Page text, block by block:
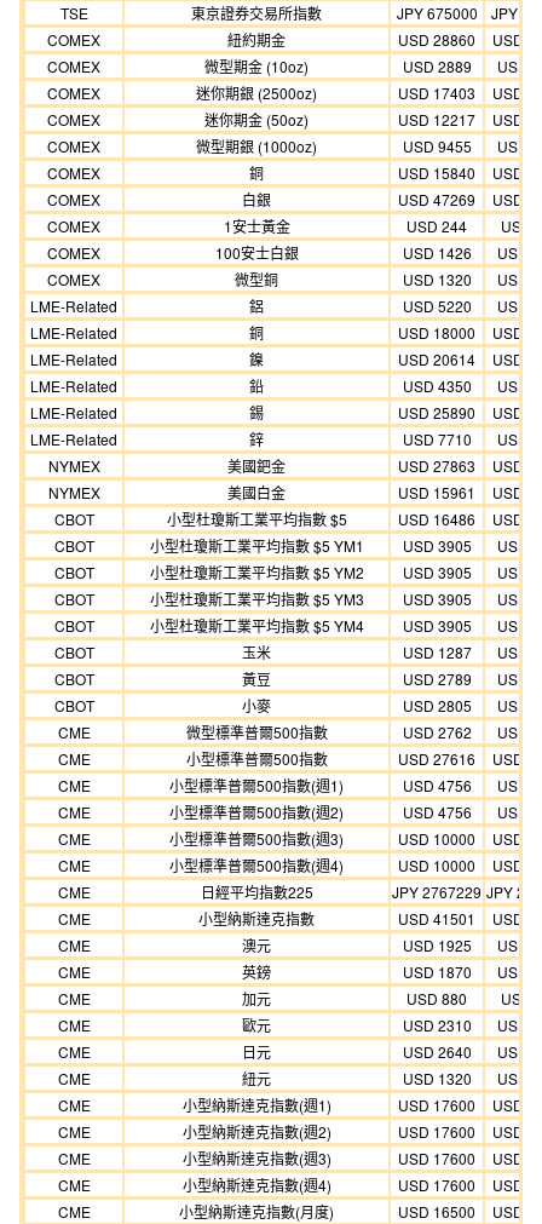
TSE 東京證券交易所指數 JPY 675000
JPY
COMEX
紐約期金 USD 28860
USD
COMEX
微型期金 (10oz) USD 2889
USD
COMEX
迷你期銀 (2500oz) USD 17403
USD
COMEX
迷你期金 (50oz) USD 12217
USD
COMEX
微型期銀 (1000oz) USD 9455
USD
COMEX
銅 USD 15840
USD
COMEX
白銀 USD 47269
USD
COMEX
1安士黃金 USD 244
USD
COMEX
100安士白銀 USD 1426
USD
COMEX
微型銅 USD 1320
USD
LME-Related
鋁 USD 5220
USD
LME-Related
銅 USD 18000
USD
LME-Related
鎳 USD 20614
USD
LME-Related
鉛 USD 4350
USD
LME-Related
錫 USD 25890
USD
LME-Related
鋅 USD 7710
USD
NYMEX
美國鈀金 USD 27863
USD
NYMEX
美國白金 USD 15961
USD
CBOT
小型杜瓊斯工業平均指數 $5 USD 16486
USD
CBOT
小型杜瓊斯工業平均指數 $5 YM1 USD 3905
USD
CBOT
小型杜瓊斯工業平均指數 $5 YM2 USD 3905
USD
CBOT
小型杜瓊斯工業平均指數 $5 YM3 USD 3905
USD
CBOT
小型杜瓊斯工業平均指數 $5 YM4 USD 3905
USD
CBOT
玉米 USD 1287
USD
CBOT
黃豆 USD 2789
USD
CBOT
小麥 USD 2805
USD
CME
微型標準普爾500指數 USD 2762
USD
CME
小型標準普爾500指數 USD 27616
USD
CME
小型標準普爾500指數(週1) USD 4756
USD
CME
小型標準普爾500指數(週2) USD 4756
USD
CME
小型標準普爾500指數(週3) USD 10000
USD
CME
小型標準普爾500指數(週4) USD 10000
USD
CME
日經平均指數225 JPY 2767229 JPY
CME
小型納斯達克指數 USD 41501
USD
CME
澳元 USD 1925
USD
CME
英鎊 USD 1870
USD
CME
加元 USD 880
USD
CME
歐元 USD 2310
USD
CME
日元 USD 2640
USD
CME
紐元 USD 1320
USD
CME
小型納斯達克指數(週1) USD 17600
USD
CME
小型納斯達克指數(週2) USD 17600
USD
CME
小型納斯達克指數(週3) USD 17600
USD
CME
小型納斯達克指數(週4) USD 17600
USD
CME
小型納斯達克指數(月度) USD 16500
USD